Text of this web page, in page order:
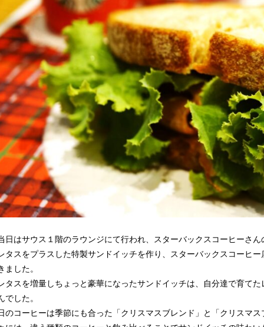
日はサウス１階のラウンジにて行われ、スターバックスコーヒーさ
タスをプラスした特製サンドイッチを作り、スターバックスコーヒ
ました。
タスを増量しちょっと豪華になったサンドイッチは、自分達で育て
でした。
のコーヒーは季節にも合った「クリスマスブレンド」と「クリスマ